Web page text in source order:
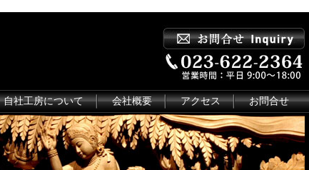
自社工房について 会社概要 アクセス お問合せ